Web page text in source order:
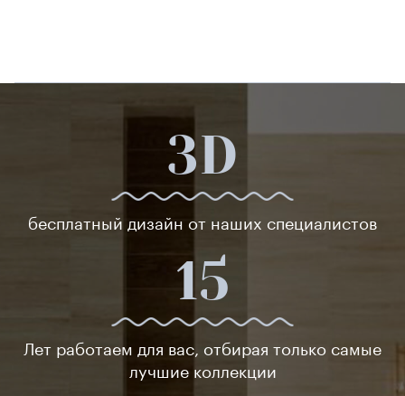
3D
бесплатный дизайн от наших специалистов
15
Лет работаем для вас, отбирая только самые
лучшие коллекции